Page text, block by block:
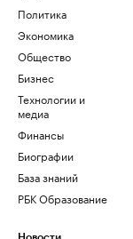
Политика
Экономика
Общество
Бизнес
Технологии и
медиа
Финансы
Биографии
База знаний
РБК Образование